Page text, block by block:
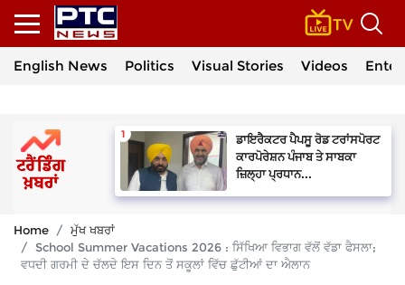
English News Politics Visual Stories Videos
ਡਾਇਰੈਕਟਰ ਪੈਪਸੂ ਰੋਡ ਟਰਾਂਸਪੋਰਟ
ਕਾਰਪੋਰੇਸ਼ਨ ਪੰਜਾਬ ਤੇ ਸਾਬਕਾ
ਜ਼ਿਲ੍ਹਾ ਪ੍ਰਧਾਨ...
Home
ਮੁੱਖ ਖਬਰਾਂ
School Summer Vacations 2026 : ਸਿੱਖਿਆ ਵਿਭਾਗ ਵੱਲੋਂ ਵੱਡਾ ਫੈਸਲਾ;
ਵਧਦੀ ਗਰਮੀ ਦੇ ਚੱਲਦੇ ਇਸ ਦਿਨ ਤੋਂ ਸਕੂਲਾਂ ਵਿੱਚ ਛੁੱਟੀਆਂ ਦਾ ਐਲਾਨ